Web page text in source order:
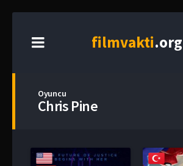
filmvakti.org
Oyuncu
Chris Pine